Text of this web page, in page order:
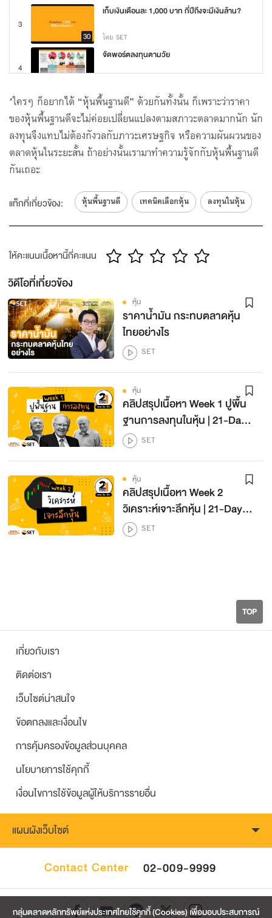
3
30
เก็บเงินเดือนละ 1,000 บาท กี่ปีถึงจะมีเงินล้าน?
โดย SET
4
จัดพอร์ตลงทุนตามวัย
30
DCA เงินน้อย ทยอยลงทุน
โดย SET
6
4 Steps ลงทุนหุ้นแบบ DCA
7
30 โดย SET
ตามหาหุ้นโดนใจ ต้องรู้เป้าหมายการลงทุน
โดย SET
9
โดย SET
10
ราคาหุ้นมาจากไหน...ใครบอกที
โดย SET
11
ลงทุนในหุ้น ต้องเข้าใจวิธีวิเคราะห์ปัจจัยพื้นฐาน
โดย SET
ค้นหาหุ้นดีมีคุณภาพ น่าลงทุน ด้วยอัตราส่วน
ทางการเงิน
โดย SET
13
คีย์ซื้อหุ้นอย่างไร ถูกใจ ถูกช่วงราคา
โดย SET
14
เปิดบัญชีซื้อขาย ให้เหมาะกับสไตล์คุณ
โดย SET
สกัดจุด อ่านแบบ 56-1 ง่ายๆ เข้าใจบริษัท
17
18
19
20
นิสัยใช้เงิน บอกทางเดินชีวิต
เกษียณแล้ว... ต้องใช้เงินเท่าไหร่
22
โดย SET
23
โดย SET
"ใครๆ ก็อยากได้ “หุ้นพื้นฐานดี” ด้วยกันทั้งนั้น ก็เพราะว่าราคา
ของหุ้นพื้นฐานดีจะไม่ค่อยเปลี่ยนแปลงตามสภาวะตลาดมากนัก นัก
ลงทุนจึงแทบไม่ต้องกังวลกับภาวะเศรษฐกิจ หรือความผันผวนของ
ตลาดหุ้นในระยะสั้น ถ้าอย่างนั้นเรามาทำความรู้จักกับหุ้นพื้นฐานดี
กันเถอะ
แท็กที่เกี่ยวข้อง: หุ้นพื้นฐานดี เทคนิคเลือกหุ้น ลงทุนในหุ้น
ให้คะแนนเนื้อหานี้กี่คะแนน
วิดีโอที่เกี่ยวข้อง
หุ้น
ราคาน้ำมัน กระทบตลาดหุ้น
ไทยอย่างไร
SET
หุ้น
คลิปสรุปเนื้อหา Week 1 ปูพื้น
ฐานการลงทุนในหุ้น | 21-Day
Challenge เทรด-หุ้น-เป็น
Season 2
SET
หุ้น
คลิปสรุปเนื้อหา Week 2
วิเคราะห์เจาะลึกหุ้น | 21-Day
Challenge เทรด-หุ้น-เป็น
Season 2
SET
TOP
เกี่ยวกับเรา
ติดต่อเรา
เว็บไซต์น่าสนใจ
ข้อตกลงและเงื่อนไข
การคุ้มครองข้อมูลส่วนบุคคล
นโยบายการใช้คุกกี้
เงื่อนไขการใช้ข้อมูลผู้ให้บริการรายอื่น
แผนผังเว็บไซต์
Contact Center 02-009-9999
กลุ่มตลาดหลักทรัพย์แห่งประเทศไทยใช้คุกกี้ (Cookies) เพื่อมอบประสบการณ์